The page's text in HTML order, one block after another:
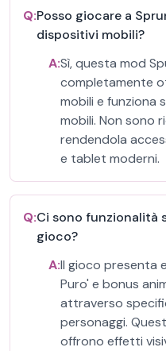
Q:Posso giocare a
dispositivi mobili?
A:Sì, questa mod
completamente
mobili e funziona
mobili. Non sono
rendendola
e tablet moderni.
Q:Ci sono funzionalità
gioco?
A:Il gioco presenta
Puro' e bonus
attraverso
personaggi.
offrono effetti